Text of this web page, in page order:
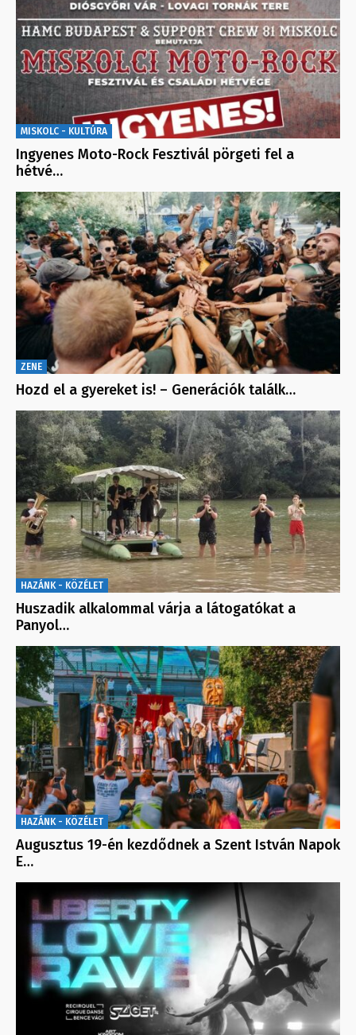
MISKOLC - KULTÚRA
Ingyenes Moto-Rock Fesztivál pörgeti fel a
hétvé…
ZENE
Hozd el a gyereket is! – Generációk találk…
HAZÁNK - KÖZÉLET
Huszadik alkalommal várja a látogatókat a
Panyol…
HAZÁNK - KÖZÉLET
Augusztus 19-én kezdődnek a Szent István Napok
E…